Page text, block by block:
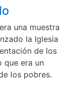
una muestra
la Iglesia
de los
que era un
los pobres.